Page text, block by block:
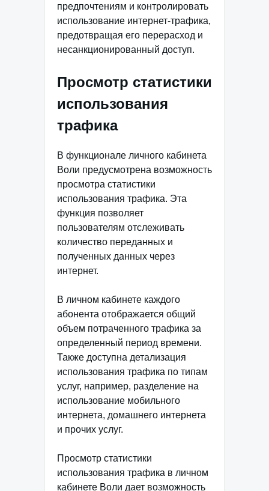
предпочтениям и контролировать
использование интернет-трафика,
предотвращая его перерасход и
несанкционированный доступ.
Просмотр статистики
использования
трафика
В функционале личного кабинета
Воли предусмотрена возможность
просмотра статистики
использования трафика. Эта
функция позволяет
пользователям отслеживать
количество переданных и
полученных данных через
интернет.
В личном кабинете каждого
абонента отображается общий
объем потраченного трафика за
определенный период времени.
Также доступна детализация
использования трафика по типам
услуг, например, разделение на
использование мобильного
интернета, домашнего интернета
и прочих услуг.
Просмотр статистики
использования трафика в личном
кабинете Воли дает возможность